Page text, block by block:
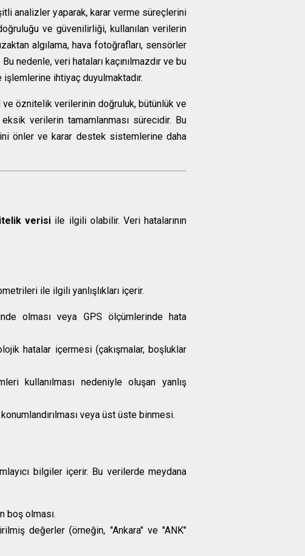
analizler yaparak, karar verme süreçlerini
ve güvenilirliği, kullanılan verilerin
algılama, hava fotoğrafları, sensörler
nedenle, veri hataları kaçınılmazdır ve bu
ihtiyaç duyulmaktadır.
ve öznitelik verilerinin doğruluk, bütünlük ve
verilerin tamamlanması sürecidir. Bu
önler ve karar destek sistemlerine daha
verisi ile ilgili olabilir. Veri hatalarının
ile ilgili yanlışlıkları içerir.
olması veya GPS ölçümlerinde hata
hatalar içermesi (çakışmalar, boşluklar
kullanılması nedeniyle oluşan yanlış
veya üst üste binmesi.
bilgiler içerir. Bu verilerde meydana
boş olması.
değerler (örneğin, "Ankara" ve "ANK"